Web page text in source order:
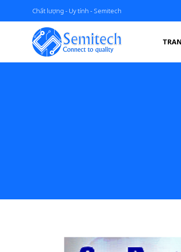
Chất lượng - Uy tính - Semitech